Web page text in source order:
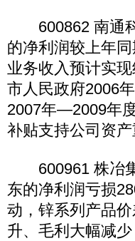
600862 南通科
的净利润较上年
业务收入预计实
市人民政府2006
2007年—2009年
补贴支持公司资产
600961 株冶集
东的净利润亏损
动，锌系列产品
升、毛利大幅减